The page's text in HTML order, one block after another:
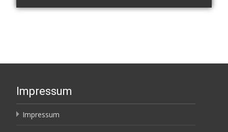
Impressum
Impressum